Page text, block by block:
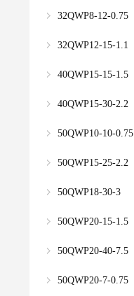
32QWP8-12-0.75
32QWP12-15-1.1
40QWP15-15-1.5
40QWP15-30-2.2
50QWP10-10-0.75
50QWP15-25-2.2
50QWP18-30-3
50QWP20-15-1.5
50QWP20-40-7.5
50QWP20-7-0.75